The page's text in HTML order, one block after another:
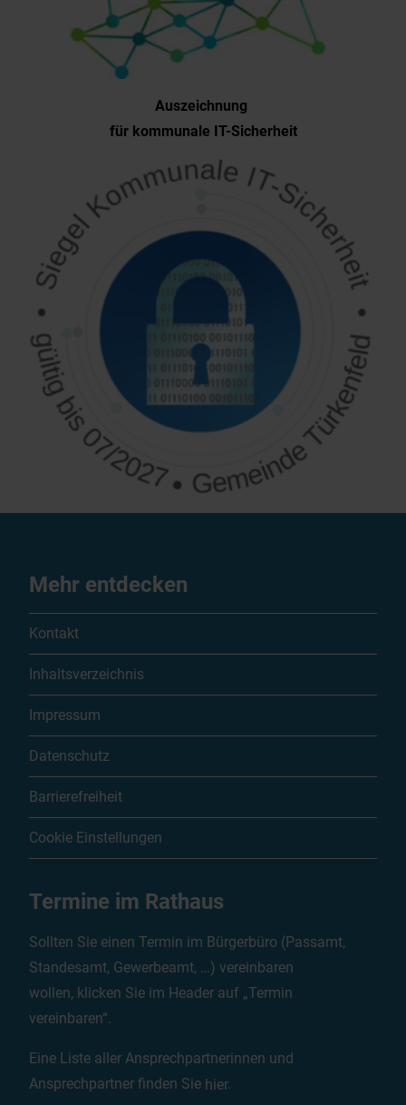
Auszeichnung
für kommunale IT-Sicherheit
Mehr entdecken
Kontakt
Inhaltsverzeichnis
Impressum
Datenschutz
Barrierefreiheit
Cookie Einstellungen
Termine im Rathaus
Sollten Sie einen Termin im Bürgerbüro (Passamt,
Standesamt, Gewerbeamt, …) vereinbaren
wollen, klicken Sie im Header auf „Termin
vereinbaren“.
Eine Liste aller Ansprechpartnerinnen und
Ansprechpartner finden Sie hier.